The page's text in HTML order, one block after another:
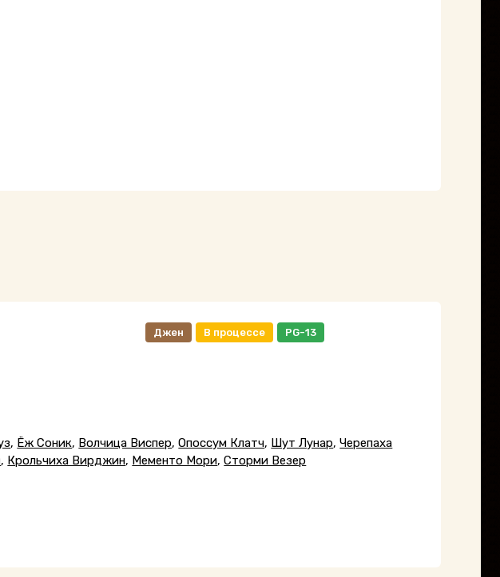
Джен В процессе PG-13
, Ёж Соник, Волчица Виспер,Опоссум Клатч, Шут Лунар,Черепаха
, Крольчиха Вирджин, Мементо Мори,Сторми Везер